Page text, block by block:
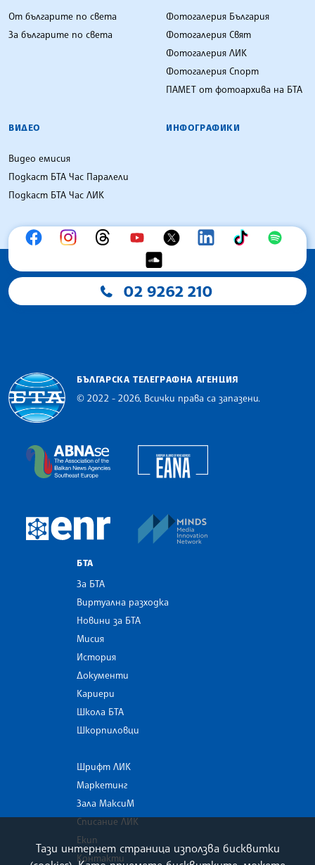
От българите по света
За българите по света
Фотогалерия България
Фотогалерия Свят
Фотогалерия ЛИК
Фотогалерия Спорт
ПАМЕТ от фотоархива на БТА
ВИДЕО
Видео емисия
Подкаст БТА Час Паралели
Подкаст БТА Час ЛИК
ИНФОГРАФИКИ
02 9262 210
БЪЛГАРСКА ТЕЛЕГРАФНА АГЕНЦИЯ
© 2022 - 2026, Всички права са запазени.
The Assocoation of the Balkan News Agencies
European Newsroom
БТА
За БТА
Виртуална разходка
Новини за БТА
Мисия
История
Документи
Кариери
Школа БТА
Шкорпиловци
Шрифт ЛИК
Маркетинг
Зала МаксиМ
Списание ЛИК
Екип
Контакти
Тази интернет страница използва бисквитки